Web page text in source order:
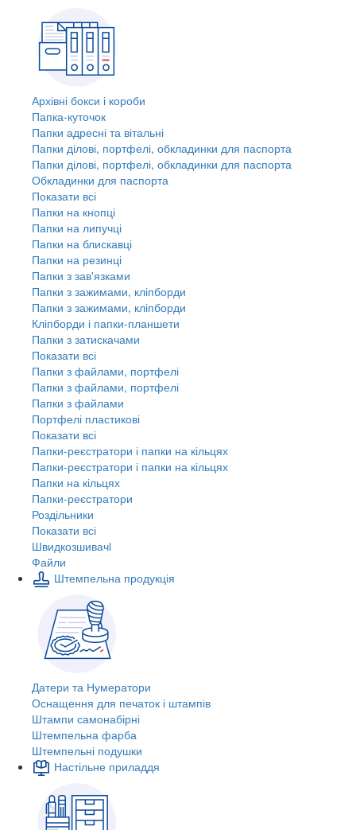
Архівні бокси і короби
Папка-куточок
Папки адресні та вітальні
Папки ділові, портфелі, обкладинки для паспорта
Папки ділові, портфелі, обкладинки для паспорта
Обкладинки для паспорта
Показати всі
Папки на кнопці
Папки на липучці
Папки на блискавці
Папки на резинці
Папки з зав'язками
Папки з зажимами, кліпборди
Папки з зажимами, кліпборди
Кліпборди і папки-планшети
Папки з затискачами
Показати всі
Папки з файлами, портфелі
Папки з файлами, портфелі
Папки з файлами
Портфелі пластикові
Показати всі
Папки-реєстратори і папки на кільцях
Папки-реєстратори і папки на кільцях
Папки на кільцях
Папки-реєстратори
Роздільники
Показати всі
Швидкозшивачi
Файли
Штемпельна продукція
Датери та Нумератори
Оснащення для печаток і штампів
Штампи самонабірні
Штемпельна фарба
Штемпельні подушки
Настільне приладдя